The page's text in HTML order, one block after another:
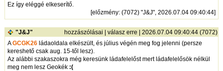
Ez így eléggé elkeserítő.
[előzmény: (7072) "J&J", 2026.07.04 09:40:44]
"J&J" hozzászólásai |válasz erre | 2026.07.04 09:40:44 (7072)
AGCGK26 ládaoldala elkészült, és július végén meg fog jelenni (persze
kereshető csak aug. 15-től lesz).
Az alábbi szakaszokra még keresünk ládafelelőst mert ládafelelősök nélkül
meg nem lesz Geokék :(